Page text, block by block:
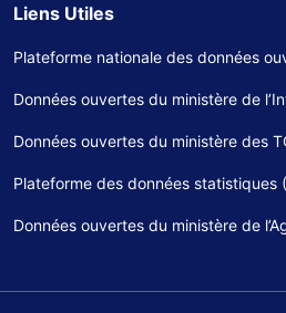
Liens Utiles
Plateforme nationale des données
Données ouvertes du ministère de
Données ouvertes du ministère des
Plateforme des données statistiques
Données ouvertes du ministère de